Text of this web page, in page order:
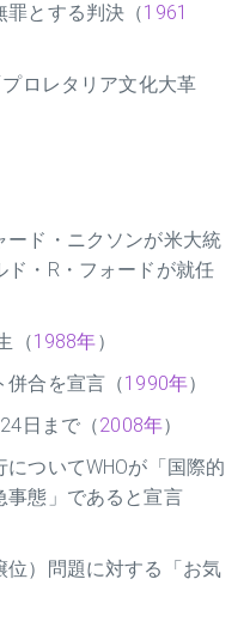
罪とする判決（1961
ロレタリア文化大革
ード・ニクソンが米大統
・R・フォードが就任
（1988年）
併合を宣言（1990年）
日まで（2008年）
ついてWHOが「国際的
事態」であると宣言
位）問題に対する「お気